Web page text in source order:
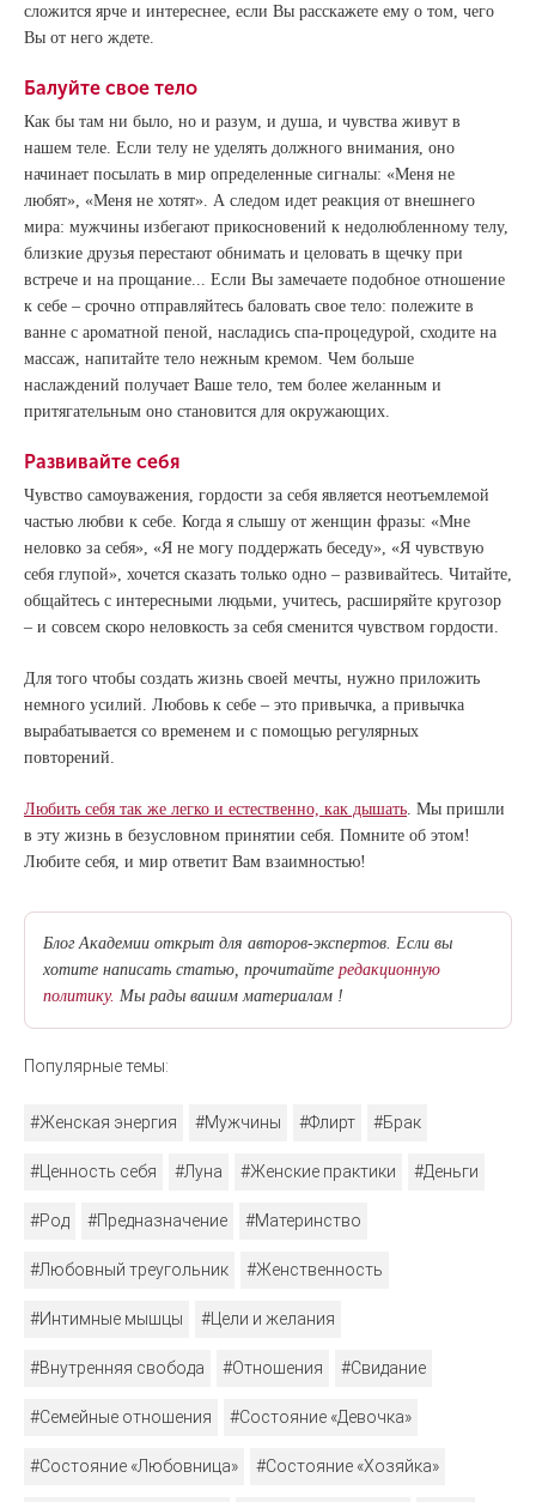
сложится ярче и интереснее, если Вы расскажете ему о том, чего
Вы от него ждете.
Балуйте свое тело
Как бы там ни было, но и разум, и душа, и чувства живут в
нашем теле. Если телу не уделять должного внимания, оно
начинает посылать в мир определенные сигналы: «Меня не
любят», «Меня не хотят». А следом идет реакция от внешнего
мира: мужчины избегают прикосновений к недолюбленному телу,
близкие друзья перестают обнимать и целовать в щечку при
встрече и на прощание... Если Вы замечаете подобное отношение
к себе – срочно отправляйтесь баловать свое тело: полежите в
ванне с ароматной пеной, насладись спа-процедурой, сходите на
массаж, напитайте тело нежным кремом. Чем больше
наслаждений получает Ваше тело, тем более желанным и
притягательным оно становится для окружающих.
Развивайте себя
Чувство самоуважения, гордости за себя является неотъемлемой
частью любви к себе. Когда я слышу от женщин фразы: «Мне
неловко за себя», «Я не могу поддержать беседу», «Я чувствую
себя глупой», хочется сказать только одно – развивайтесь. Читайте,
общайтесь с интересными людьми, учитесь, расширяйте кругозор
– и совсем скоро неловкость за себя сменится чувством гордости.
Для того чтобы создать жизнь своей мечты, нужно приложить
немного усилий. Любовь к себе – это привычка, а привычка
вырабатывается со временем и с помощью регулярных
повторений.
Любить себя так же легко и естественно, как дышать. Мы пришли
в эту жизнь в безусловном принятии себя. Помните об этом!
Любите себя, и мир ответит Вам взаимностью!
Блог Академии открыт для авторов-экспертов. Если вы
хотите написать статью, прочитайте редакционную
политику. Мы рады вашим материалам !
Популярные темы:
#Женская энергия #Мужчины #Флирт #Брак
#Ценность себя #Луна #Женские практики #Деньги
#Род #Предназначение #Материнство
#Любовный треугольник #Женственность
#Интимные мышцы #Цели и желания
#Внутренняя свобода #Отношения #Свидание
#Семейные отношения #Состояние «Девочка»
#Состояние «Любовница» #Состояние «Хозяйка»